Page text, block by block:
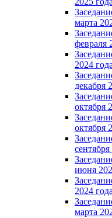
марта
февраля
2024 года
декабря
октября
октября
июня
2024 года
марта